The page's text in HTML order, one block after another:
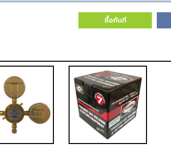
ซื้อทันที